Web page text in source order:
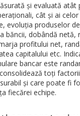
și evaluată atât
cât și ai
evoluția produselor
băncii, dobândă netă,
profitului net,
capitalului etc.
bancar este
toți
și care poate fi
fiecărei echipe.